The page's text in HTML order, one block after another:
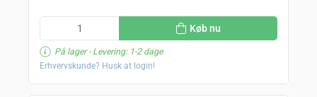
Køb nu
På lager- Levering: 1-2 dage
Erhvervskunde? Husk at login!